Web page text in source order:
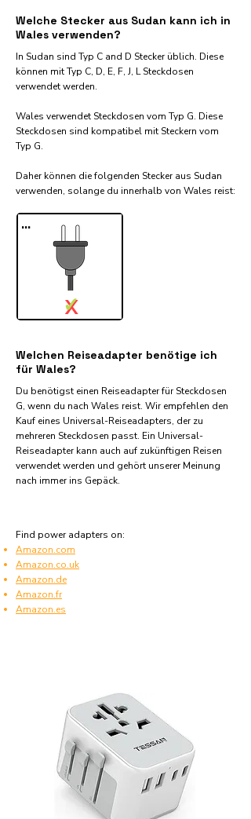
Welche Stecker aus Sudan kann ich in
Wales verwenden?
In Sudan sind Typ C and D Stecker üblich. Diese
können mit Typ C, D, E, F, J, L Steckdosen
verwendet werden.
Wales verwendet Steckdosen vom Typ G. Diese
Steckdosen sind kompatibel mit Steckern vom
Typ G.
Daher können die folgenden Stecker aus Sudan
verwenden, solange du innerhalb von Wales reist:​
...
X
✓
Welchen Reiseadapter benötige ich
für Wales?
Du benötigst einen Reiseadapter für Steckdosen
G, wenn du nach Wales reist. Wir empfehlen den
Kauf eines Universal-Reiseadapters, der zu
mehreren Steckdosen passt. Ein Universal-
Reiseadapter kann auch auf zukünftigen Reisen
verwendet werden und gehört unserer Meinung
nach immer ins Gepäck.
Find power adapters on:
Amazon.com
Amazon.co.uk
Amazon.de
Amazon.fr
Amazon.es